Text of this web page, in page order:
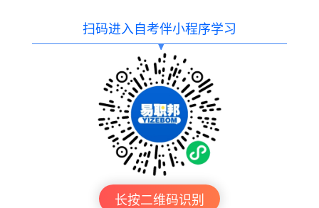
扫码进入自考伴小程序学习
长按二维码识别